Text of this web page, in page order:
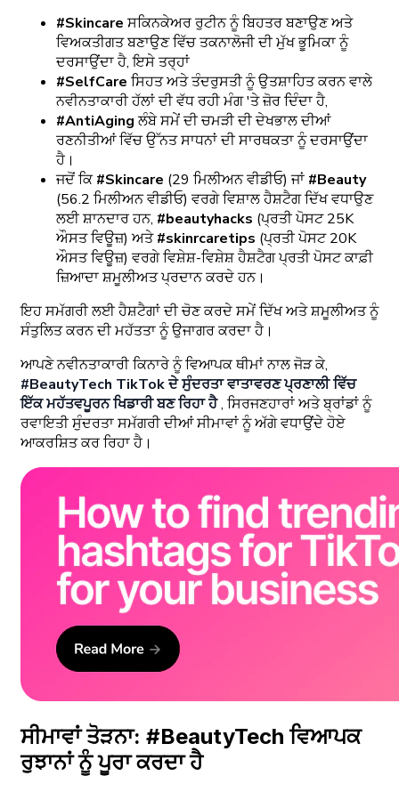
#Skincare ਸਕਿਨਕੇਅਰ ਰੁਟੀਨ ਨੂੰ ਬਿਹਤਰ ਬਣਾਉਣ ਅਤੇ
ਵਿਅਕਤੀਗਤ ਬਣਾਉਣ ਵਿੱਚ ਤਕਨਾਲੋਜੀ ਦੀ ਮੁੱਖ ਭੂਮਿਕਾ ਨੂੰ
ਦਰਸਾਉਂਦਾ ਹੈ, ਇਸੇ ਤਰ੍ਹਾਂ
#SelfCare ਸਿਹਤ ਅਤੇ ਤੰਦਰੁਸਤੀ ਨੂੰ ਉਤਸ਼ਾਹਿਤ ਕਰਨ ਵਾਲੇ
ਨਵੀਨਤਾਕਾਰੀ ਹੱਲਾਂ ਦੀ ਵੱਧ ਰਹੀ ਮੰਗ 'ਤੇ ਜ਼ੋਰ ਦਿੰਦਾ ਹੈ,
#AntiAgingਲੰਬੇ ਸਮੇਂ ਦੀ ਚਮੜੀ ਦੀ ਦੇਖਭਾਲ ਦੀਆਂ
ਰਣਨੀਤੀਆਂ ਵਿੱਚ ਉੱਨਤ ਸਾਧਨਾਂ ਦੀ ਸਾਰਥਕਤਾ ਨੂੰ ਦਰਸਾਉਂਦਾ
ਹੈ।
ਜਦੋਂ ਕਿ#Skincare (29 ਮਿਲੀਅਨ ਵੀਡੀਓ) ਜਾਂ #Beauty
(56.2 ਮਿਲੀਅਨ ਵੀਡੀਓ) ਵਰਗੇ ਵਿਸ਼ਾਲ ਹੈਸ਼ਟੈਗ ਦਿੱਖ ਵਧਾਉਣ
ਲਈ ਸ਼ਾਨਦਾਰ ਹਨ, #beautyhacks (ਪ੍ਰਤੀ ਪੋਸਟ 25K
ਔਸਤ ਵਿਊਜ਼) ਅਤੇ#skinrcaretips (ਪ੍ਰਤੀ ਪੋਸਟ 20K
ਔਸਤ ਵਿਊਜ਼) ਵਰਗੇ ਵਿਸ਼ੇਸ਼-ਵਿਸ਼ੇਸ਼ ਹੈਸ਼ਟੈਗ ਪ੍ਰਤੀ ਪੋਸਟ ਕਾਫ਼ੀ
ਜ਼ਿਆਦਾ ਸ਼ਮੂਲੀਅਤ ਪ੍ਰਦਾਨ ਕਰਦੇ ਹਨ।
ਇਹ ਸਮੱਗਰੀ ਲਈ ਹੈਸ਼ਟੈਗਾਂ ਦੀ ਚੋਣ ਕਰਦੇ ਸਮੇਂ ਦਿੱਖ ਅਤੇ ਸ਼ਮੂਲੀਅਤ ਨੂੰ
ਸੰਤੁਲਿਤ ਕਰਨ ਦੀ ਮਹੱਤਤਾ ਨੂੰ ਉਜਾਗਰ ਕਰਦਾ ਹੈ।
ਆਪਣੇ ਨਵੀਨਤਾਕਾਰੀ ਕਿਨਾਰੇ ਨੂੰ ਵਿਆਪਕ ਥੀਮਾਂ ਨਾਲ ਜੋੜ ਕੇ,
#BeautyTech TikTok ਦੇ ਸੁੰਦਰਤਾ ਵਾਤਾਵਰਣ ਪ੍ਰਣਾਲੀ ਵਿੱਚ
ਇੱਕ ਮਹੱਤਵਪੂਰਨ ਖਿਡਾਰੀ ਬਣ ਰਿਹਾ ਹੈ, ਸਿਰਜਣਹਾਰਾਂ ਅਤੇ ਬ੍ਰਾਂਡਾਂ ਨੂੰ
ਰਵਾਇਤੀ ਸੁੰਦਰਤਾ ਸਮੱਗਰੀ ਦੀਆਂ ਸੀਮਾਵਾਂ ਨੂੰ ਅੱਗੇ ਵਧਾਉਂਦੇ ਹੋਏ
ਆਕਰਸ਼ਿਤ ਕਰ ਰਿਹਾ ਹੈ।
ਸੀਮਾਵਾਂ ਤੋੜਨਾ: #BeautyTech ਵਿਆਪਕ
ਰੁਝਾਨਾਂ ਨੂੰ ਪੂਰਾ ਕਰਦਾ ਹੈ